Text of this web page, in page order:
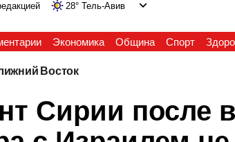
28° Тель-Авив
Экономика Община Спорт
Восток
Сирии после